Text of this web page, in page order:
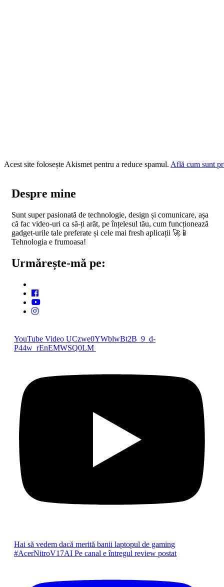
Acest site folosește Akismet pentru a reduce spamul. Află cum sunt
Despre mine
Sunt super pasionată de technologie, design și comunicare, așa
că fac video-uri ca să-ți arăt, pe înțelesul tău, cum funcționează
gadget-urile tale preferate și cele mai fresh aplicații 🚀📱
Tehnologia e frumoasa!
Urmărește-mă pe:
YouTube Video UCzwe0YWblwBt2B_9_d-
P44w_rEnEMWSQ0LM
Hai să vedem dacă merită banii laptopul de gaming
#AcerNitroV17AI Pe canal e întregul review postat